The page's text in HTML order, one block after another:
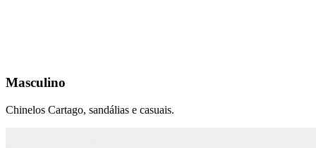
Masculino
Chinelos Cartago, sandálias e casuais.